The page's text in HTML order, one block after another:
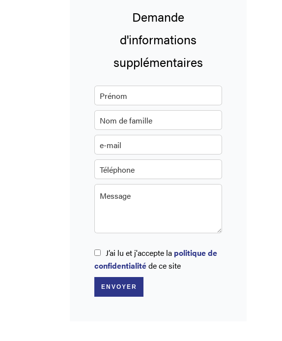
Demande
d'informations
supplémentaires
J’ai lu et j'accepte la politique de
confidentialitéde ce site
ENVOYER